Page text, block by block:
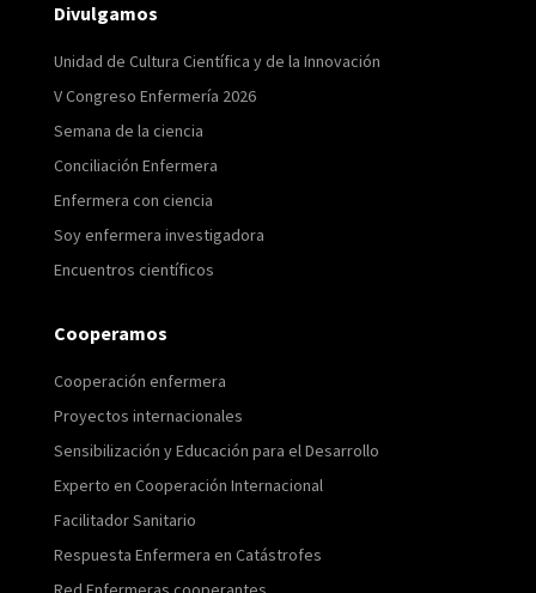
Divulgamos
Unidad de Cultura Científica y de la Innovación
V Congreso Enfermería 2026
Semana de la ciencia
Conciliación Enfermera
Enfermera con ciencia
Soy enfermera investigadora
Encuentros científicos
Cooperamos
Cooperación enfermera
Proyectos internacionales
Sensibilización y Educación para el Desarrollo
Experto en Cooperación Internacional
Facilitador Sanitario
Respuesta Enfermera en Catástrofes